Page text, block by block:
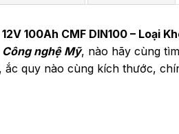
100Ah CMF DIN100 – Loại
Công nghệ Mỹ, nào hãy cùng
ắc quy nào cùng kích thước,